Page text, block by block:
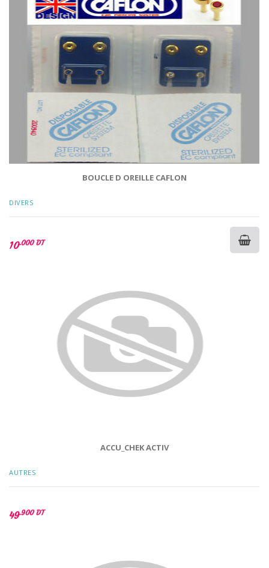
BOUCLE D OREILLE CAFLON
DIVERS
10.000 DT
ACCU_CHEK ACTIV
AUTRES
49.900 DT